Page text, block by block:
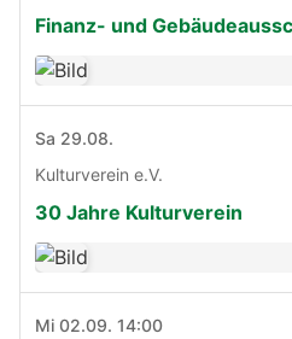
Finanz- und
Sa 29.08.
Kulturverein e.V.
30 Jahre Kulturverein
Mi 02.09. 14:00